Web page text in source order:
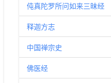
伅真陀罗所问如来三昧经
释迦方志
中国禅宗史
佛医经